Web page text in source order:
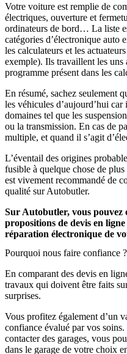
Votre voiture est remplie de
électriques, ouverture et
ordinateurs de bord… La liste
catégories d’électronique auto
les calculateurs et les
exemple). Ils travaillent les uns
programme présent dans les
En résumé, sachez seulement
les véhicules d’aujourd’hui
domaines tel que les
ou la transmission. En cas de
multiple, et quand il s’agit
L’éventail des origines
fusible à quelque chose de
est vivement recommandé de
qualité sur Autobutler.
Sur Autobutler, vous pouvez
propositions de devis en
réparation électronique de
Pourquoi nous faire confiance ?
En comparant des devis en
travaux qui doivent être faits
surprises.
Vous profitez également d’un
confiance évalué par vos
contacter des garages, vous
dans le garage de votre choix